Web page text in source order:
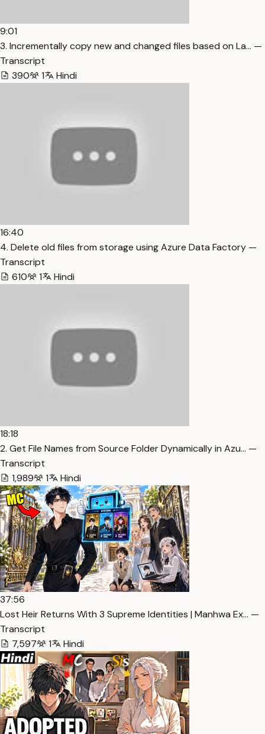
9:01
3. Incrementally copy new and changed files based on La… —
Transcript
390
1 Hindi
16:40
4. Delete old files from storage using Azure Data Factory —
Transcript
610
1 Hindi
18:18
2. Get File Names from Source Folder Dynamically in Azu… —
Transcript
1,989
1 Hindi
37:56
Lost Heir Returns With 3 Supreme Identities | Manhwa Ex… —
Transcript
7,597
1 Hindi